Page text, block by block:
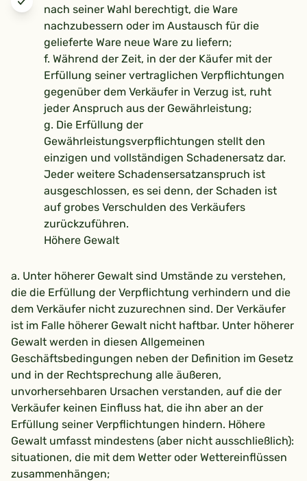
nach seiner Wahl berechtigt, die Ware
nachzubessern oder im Austausch für die
gelieferte Ware neue Ware zu liefern;
f. Während der Zeit, in der der Käufer mit der
Erfüllung seiner vertraglichen Verpflichtungen
gegenüber dem Verkäufer in Verzug ist, ruht
jeder Anspruch aus der Gewährleistung;
g. Die Erfüllung der
Gewährleistungsverpflichtungen stellt den
einzigen und vollständigen Schadenersatz dar.
Jeder weitere Schadensersatzanspruch ist
ausgeschlossen, es sei denn, der Schaden ist
auf grobes Verschulden des Verkäufers
zurückzuführen.
Höhere Gewalt
a. Unter höherer Gewalt sind Umstände zu verstehen,
die die Erfüllung der Verpflichtung verhindern und die
dem Verkäufer nicht zuzurechnen sind. Der Verkäufer
ist im Falle höherer Gewalt nicht haftbar. Unter höherer
Gewalt werden in diesen Allgemeinen
Geschäftsbedingungen neben der Definition im Gesetz
und in der Rechtsprechung alle äußeren,
unvorhersehbaren Ursachen verstanden, auf die der
Verkäufer keinen Einfluss hat, die ihn aber an der
Erfüllung seiner Verpflichtungen hindern. Höhere
Gewalt umfasst mindestens (aber nicht ausschließlich):
situationen, die mit dem Wetter oder Wettereinflüssen
zusammenhängen;